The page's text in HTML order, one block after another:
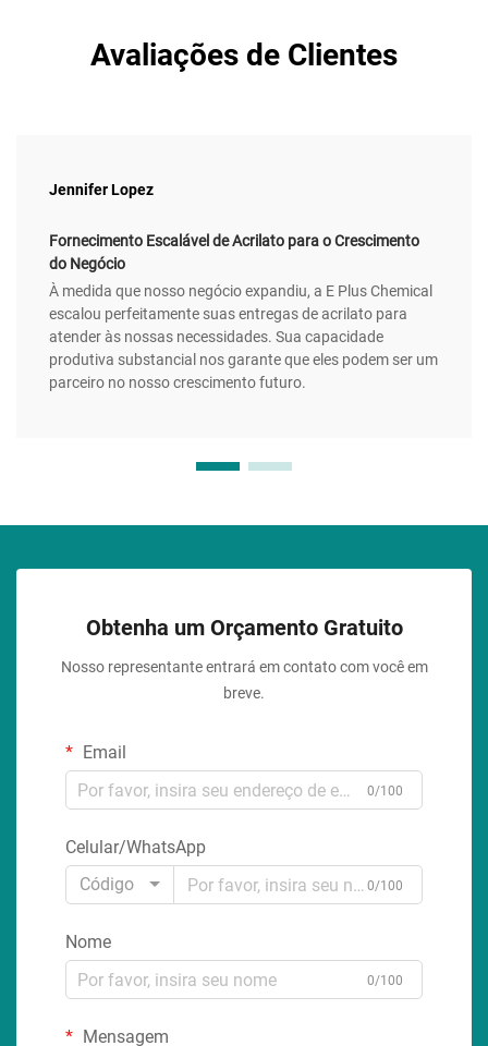
Avaliações de Clientes
Jennifer Lopez
Fornecimento Escalável de Acrilato para o Crescimento
do Negócio
À medida que nosso negócio expandiu, a E Plus Chemical
escalou perfeitamente suas entregas de acrilato para
atender às nossas necessidades. Sua capacidade
produtiva substancial nos garante que eles podem ser um
parceiro no nosso crescimento futuro.
Obtenha um Orçamento Gratuito
Nosso representante entrará em contato com você em
breve.
Email
0/100
Celular/WhatsApp
Código
0/100
Nome
0/100
Mensagem